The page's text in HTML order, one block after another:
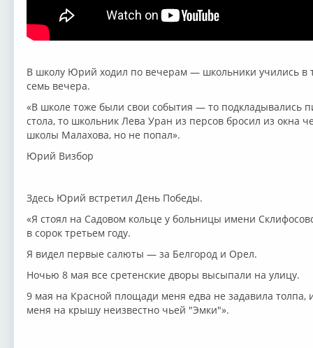
В школу Юрий ходил по вечерам — школьники учились в
семь вечера.
«В школе тоже были свои события — то подкладывались
стола, то школьник Лева Уран из персов бросил из окна
школы Малахова, но не попал».
Юрий Визбор
Здесь Юрий встретил День Победы.
«Я стоял на Садовом кольце у больницы имени
в сорок третьем году.
Я видел первые салюты — за Белгород и Орел.
Ночью 8 мая все сретенские дворы высыпали на улицу.
9 мая на Красной площади меня едва не задавила толпа,
меня на крышу неизвестно чьей "Эмки"».